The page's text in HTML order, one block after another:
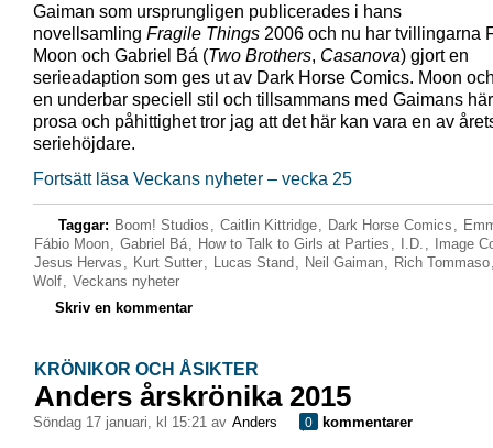
Gaiman som ursprungligen publicerades i hans
novellsamling Fragile Things 2006 och nu har tvillingarna
Moon och Gabriel Bá (Two Brothers, Casanova) gjort en
serieadaption som ges ut av Dark Horse Comics. Moon
en underbar speciell stil och tillsammans med Gaimans
prosa och påhittighet tror jag att det här kan vara en av
seriehöjdare.
Fortsätt läsa Veckans nyheter – vecka 25
Taggar: Boom! Studios , Caitlin Kittridge, Dark Horse Comics ,
Fábio Moon, Gabriel Bá, How to Talk to Girls at Parties , I.D. ,
Image
Jesus Hervas , Kurt Sutter, Lucas Stand , Neil Gaiman, Rich Tommaso
Wolf, Veckans nyheter
Skriv en kommentar
KRÖNIKOR OCH ÅSIKTER
Anders årskrönika 2015
söndag 17 januari, kl 15:21 av Anders 0 kommentarer